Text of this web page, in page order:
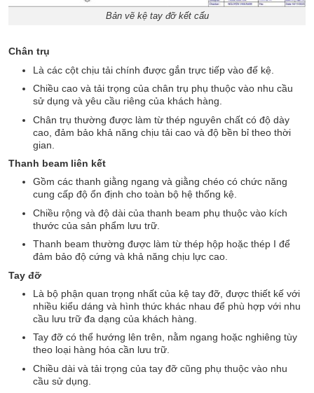
Bản vẽ kệ tay đỡ kết cấu
Chân trụ
Là các cột chịu tải chính được gắn trực tiếp vào đế kệ.
Chiều cao và tải trọng của chân trụ phụ thuộc vào nhu cầu
sử dụng và yêu cầu riêng của khách hàng.
Chân trụ thường được làm từ thép nguyên chất có độ dày
cao, đảm bảo khả năng chịu tải cao và độ bền bỉ theo thời
gian.
Thanh beam liên kết
Gồm các thanh giằng ngang và giằng chéo có chức năng
cung cấp độ ổn định cho toàn bộ hệ thống kệ.
Chiều rộng và độ dài của thanh beam phụ thuộc vào kích
thước của sản phẩm lưu trữ.
Thanh beam thường được làm từ thép hộp hoặc thép I để
đảm bảo độ cứng và khả năng chịu lực cao.
Tay đỡ
Là bộ phận quan trọng nhất của kệ tay đỡ, được thiết kế với
nhiều kiểu dáng và hình thức khác nhau để phù hợp với nhu
cầu lưu trữ đa dạng của khách hàng.
Tay đỡ có thể hướng lên trên, nằm ngang hoặc nghiêng tùy
theo loại hàng hóa cần lưu trữ.
Chiều dài và tải trọng của tay đỡ cũng phụ thuộc vào nhu
cầu sử dụng.